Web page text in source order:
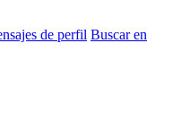
de perfil Buscar en